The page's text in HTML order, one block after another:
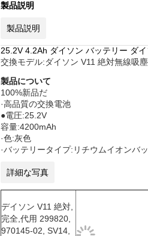
製品説明
製品説明
25.2V 4.2Ah ダイソン バッテリー ダ
交換モデル:ダイソン V11 絶対無線吸
製品について
100%新品だ
·高品質の交換電池
●電圧:25.2V
容量:4200mAh
·色:灰色
·バッテリータイプ:リチウムイオンバ
詳細な写真
デイソン V11 絶対,
完全,代用 299820,
970145-02, SV14,